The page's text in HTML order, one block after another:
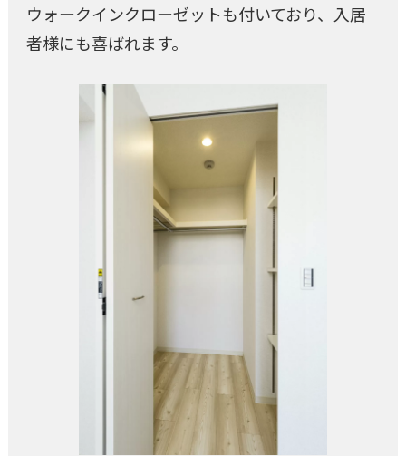
ウォークインクローゼットも付いており、入居
者様にも喜ばれます。